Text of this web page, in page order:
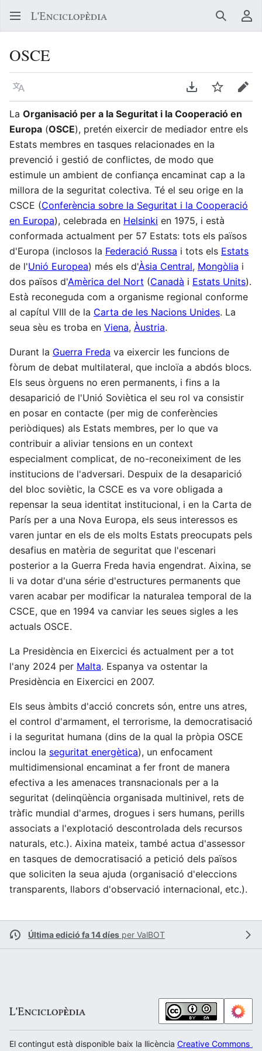
Buscar
OSCE
Llegir en un atre idioma Descarregar en
Vigilar
La Organisació per a la Seguritat i la Cooperació en
Europa (OSCE), pretén eixercir de mediador entre els
Estats membres en tasques relacionades en la
prevenció i gestió de conflictes, de modo que
estimule un ambient de confiança encaminat cap a la
millora de la seguritat colectiva. Té el seu orige en la
CSCE (Conferència sobre la Seguritat i la Cooperació
en Europa), celebrada en Helsinki en 1975, i està
conformada actualment per 57 Estats: tots els països
d'Europa (inclosos la Federació Russa i tots els Estats
de l'Unió Europea) més els d'Àsia Central, Mongòlia i
dos països d'Amèrica del Nort (Canadà i Estats Units).
Està reconeguda com a organisme regional conforme
al capítul VIII de la Carta de les Nacions Unides. La
seua sèu es troba en Viena, Àustria.
Durant la Guerra Freda va eixercir les funcions de
fòrum de debat multilateral, que incloïa a abdós blocs.
Els seus òrguens no eren permanents, i fins a la
desaparició de l'Unió Soviètica el seu rol va consistir
en posar en contacte (per mig de conferències
periòdiques) als Estats membres, per lo que va
contribuir a aliviar tensions en un context
especialment complicat, de no-reconeiximent de les
institucions de l'adversari. Despuix de la desaparició
del bloc soviètic, la CSCE es va vore obligada a
repensar la seua identitat institucional, i en la Carta de
París per a una Nova Europa, els seus interessos es
varen juntar en els de els molts Estats preocupats pels
desafius en matèria de seguritat que l'escenari
posterior a la Guerra Freda havia engendrat. Aixina, se
li va dotar d'una série d'estructures permanents que
varen acabar per modificar la naturalea temporal de la
CSCE, que en 1994 va canviar les seues sigles a les
actuals OSCE.
La Presidència en Eixercici és actualment per a tot
l'any 2024 per Malta. Espanya va ostentar la
Presidència en Eixercici en 2007.
Els seus àmbits d'acció concrets són, entre uns atres,
el control d'armament, el terrorisme, la democratisació
i la seguritat humana (dins de la qual la pròpia OSCE
inclou la seguritat energètica), un enfocament
multidimensional encaminat a fer front de manera
efectiva a les amenaces transnacionals per a la
seguritat (delinqüència organisada multinivel, rets de
tràfic mundial d'armes, drogues i sers humans, perills
associats a l'explotació descontrolada dels recursos
naturals, etc.). Aixina mateix, també actua d'assessor
en tasques de democratisació a petició dels països
que soliciten la seua ajuda (organisació d'eleccions
transparents, llabors d'observació internacional, etc.).
Última edició fa 14 díes per ValBOT
El contingut està disponible baix la llicència Creative Commons